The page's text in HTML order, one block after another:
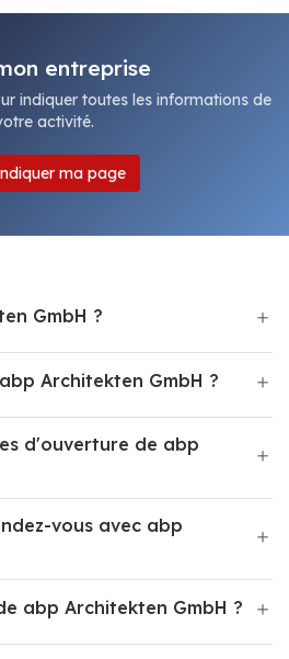
entreprise
indiquer toutes les informations de
activité.
ma page
GmbH ?
Architekten GmbH ?
d'ouverture de abp
vous avec abp
abp Architekten GmbH ?